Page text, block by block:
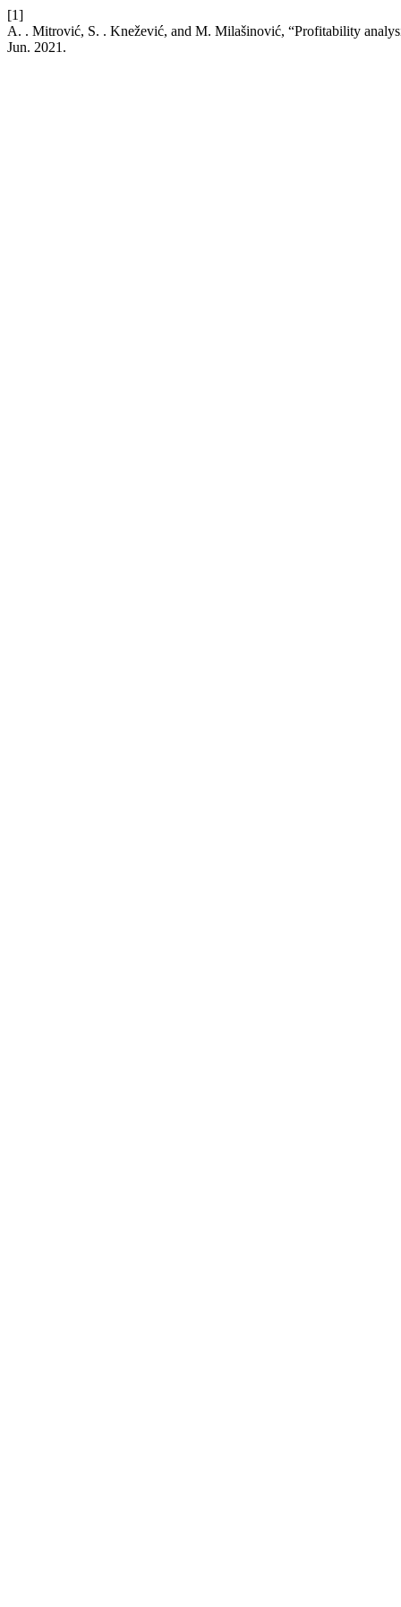
[1]
A. . Mitrović, S. . Knežević, and M. Milašinović, “Profitability
Jun. 2021.